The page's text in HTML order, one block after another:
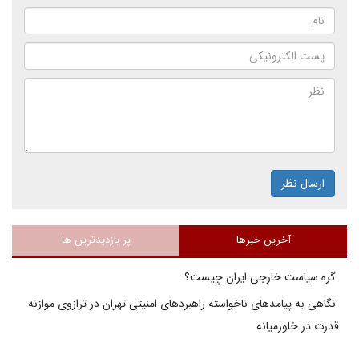
ارسال نظر
آخرین خبرها پر بازدیدترین ها
گره سیاست خارجی ایران چیست؟
نگاهی به پیامدهای ناخواسته راهبردهای امنیتی تهران در ترازوی موازنه
قدرت در خاورمیانه